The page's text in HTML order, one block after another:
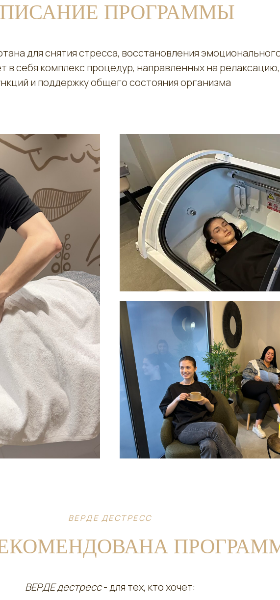
ПРОГРАММЫ
для снятия стресса, восстановления
в себя комплекс процедур, направленных на
и поддержку общего состояния организма
ВЕРДЕ ДЕСТРЕСС
ВЕРДЕ дестресс- для тех, кто хочет: